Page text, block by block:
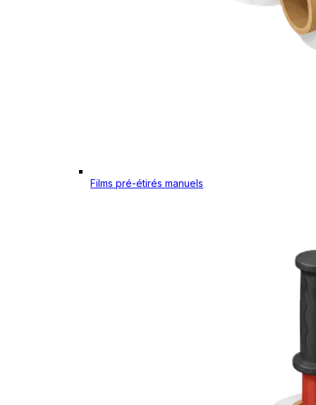
Films pré-étirés manuels